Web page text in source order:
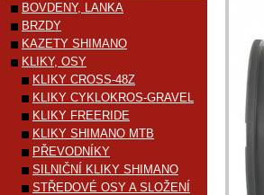
BOVDENY, LANKA
BRZDY
KAZETY SHIMANO
KLIKY, OSY
KLIKY CROSS-48Z
KLIKY CYKLOKROS-GRAVEL
KLIKY FREERIDE
KLIKY SHIMANO MTB
PŘEVODNÍKY
SILNIČNÍ KLIKY SHIMANO
STŘEDOVÉ OSY A SLOŽENÍ